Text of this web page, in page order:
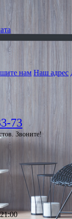
нам Наш адрес
73
Звоните!